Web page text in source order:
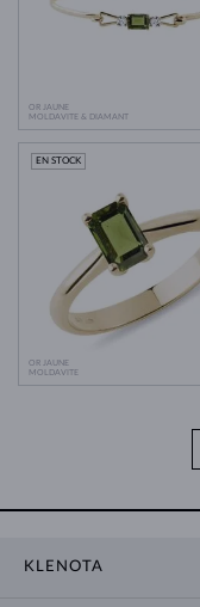
OR JAUNE
MOLDAVITE & DIAMANT
OR JAUNE
MOLDAVITE
EN STOCK
KLENOTA